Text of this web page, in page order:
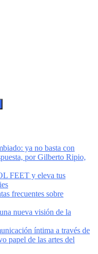
ya no basta con
por Gilberto Ripio,
FEET y eleva tus
frecuentes sobre
nueva visión de la
íntima a través de
papel de las artes del